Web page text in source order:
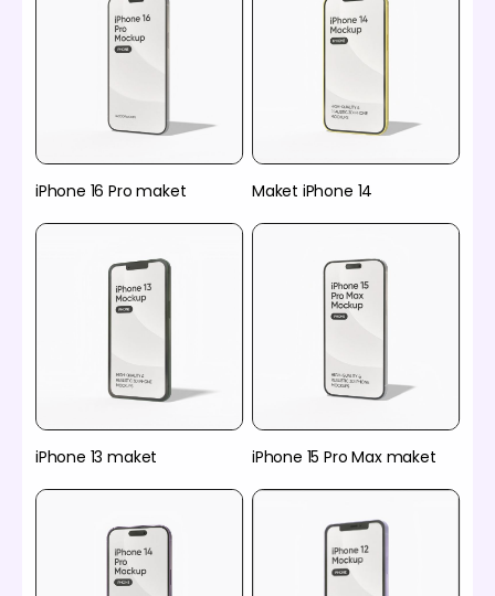
iPhone 16 Pro maket Maket iPhone 14
iPhone 13 maket iPhone 15 Pro Max maket